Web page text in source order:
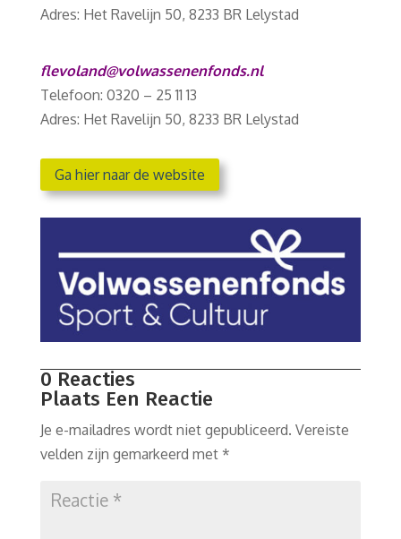
Adres: Het Ravelijn 50, 8233 BR Lelystad
flevoland@volwassenenfonds.nl
Telefoon: 0320 – 25 11 13
Adres: Het Ravelijn 50, 8233 BR Lelystad
Ga hier naar de website
0 Reacties
Plaats Een Reactie
Je e-mailadres wordt niet gepubliceerd. Vereiste
velden zijn gemarkeerd met *